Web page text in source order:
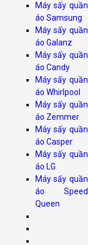
Máy sấy quần
áo Samsung
Máy sấy quần
áo Galanz
Máy sấy quần
áo Candy
Máy sấy quần
áo Whirlpool
Máy sấy quần
áo Zemmer
Máy sấy quần
áo Casper
Máy sấy quần
áo LG
Máy sấy quần
áo Speed
Queen